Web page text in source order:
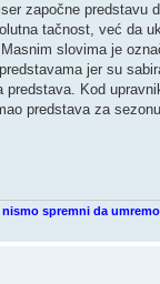
započne predstavu
tačnost, već da
slovima je
jer su
predstava. Kod
predstava za
spremni da